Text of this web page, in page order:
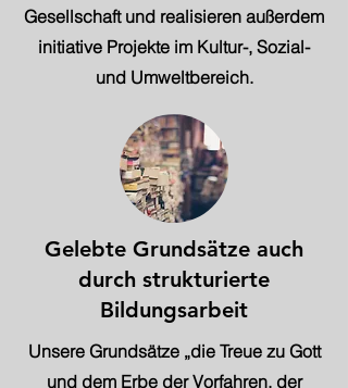
Gesellschaft und realisieren außerdem
initiative Projekte im Kultur-, Sozial-
und Umweltbereich.
Gelebte Grundsätze auch
durch strukturierte
Bildungsarbeit
Unsere Grundsätze „die Treue zu Gott
und dem Erbe der Vorfahren, der